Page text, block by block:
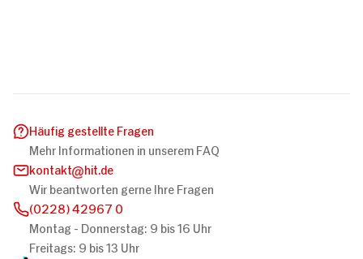
Häufig gestellte Fragen
Mehr Informationen in unserem FAQ
kontakt
hit.de
Wir beantworten gerne Ihre Fragen
(0228) 42967 0
Montag - Donnerstag: 9 bis 16 Uhr
Freitags: 9 bis 13 Uhr